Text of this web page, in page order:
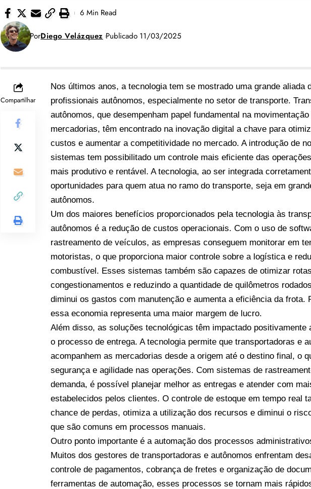
PorDiego Velázquez Publicado 11/03/2025
6 Min Read
Compartilhar
Nos últimos anos, a tecnologia tem se mostrado uma grande aliada
profissionais autônomos, especialmente no setor de transporte.
autônomos, que desempenham papel fundamental na
mercadorias, têm encontrado na inovação digital a chave para
custos e aumentar a competitividade no mercado. A introdução de
sistemas tem possibilitado um controle mais eficiente das
mais produtivo e rentável. A tecnologia, ao ser integrada
oportunidades para quem atua no ramo do transporte, seja em
autônomos.
Um dos maiores benefícios proporcionados pela tecnologia às
autônomos é a redução de custos operacionais. Com o uso de
rastreamento de veículos, as empresas conseguem monitorar em
motoristas, o que proporciona maior controle sobre a logística e
combustível. Esses sistemas também são capazes de otimizar
congestionamentos e reduzindo a quantidade de quilômetros
diminui os gastos com manutenção e aumenta a eficiência da frota.
essa economia representa uma maior margem de lucro.
Além disso, as soluções tecnológicas têm impactado positivamente
o processo de entrega. A tecnologia permite que transportadoras e
acompanhem as mercadorias desde a origem até o destino final, o
segurança e agilidade nas operações. Com sistemas de
demanda, é possível planejar melhor as entregas e atender com
estabelecidos pelos clientes. O controle de estoque em tempo real
chance de perdas, otimiza a utilização dos recursos e diminui o
que são comuns em processos manuais.
Outro ponto importante é a automação dos processos
Muitos dos gestores de transportadoras e autônomos enfrentam
controle de pagamentos, cobrança de fretes e organização de
ferramentas de automação, esses processos se tornam mais